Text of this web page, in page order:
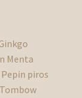
Menta
Pepin piros
Tombow